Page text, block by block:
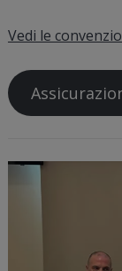
Vedi le